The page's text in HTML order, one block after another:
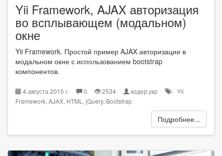
Yii Framework, AJAX авторизация
во всплывающем (модальном)
окне
Yii Framework. Простой пример AJAX авторизации в
модальном окне с использованием bootstrap
компонентов.
4 августа 2015 г. 0 2534 кодер.укр
Yii
Framework, AJAX, HTML , jQuery, Bootstrap
Подробнее...